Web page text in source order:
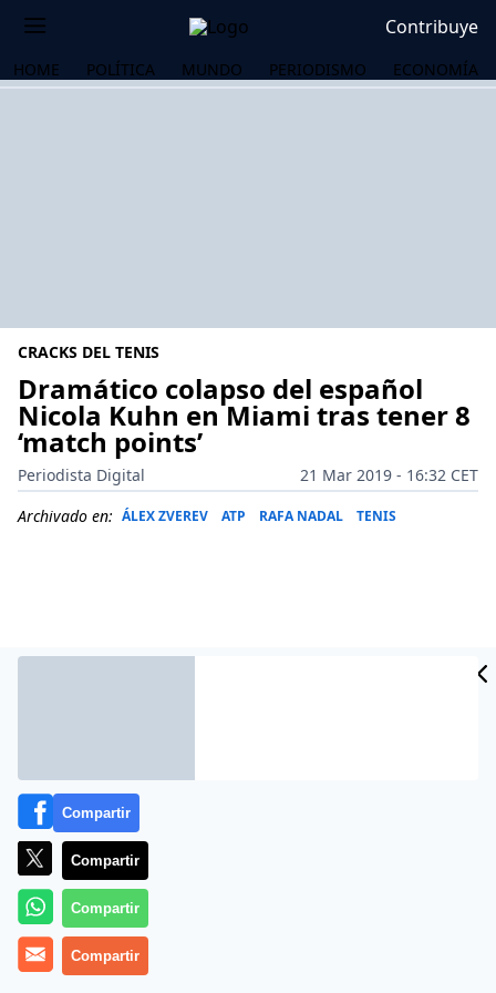
Contribuye
HOME POLÍTICA MUNDO PERIODISMO ECONOMÍA
CRACKS DEL TENIS
Dramático colapso del español
Nicola Kuhn en Miami tras tener 8
‘match points’
Periodista Digital
21 Mar 2019 - 16:32 CET
Archivado en: ÁLEX ZVEREV ATP RAFA NADAL TENIS
Más información
Compartir
Compartir
Compartir
Compartir